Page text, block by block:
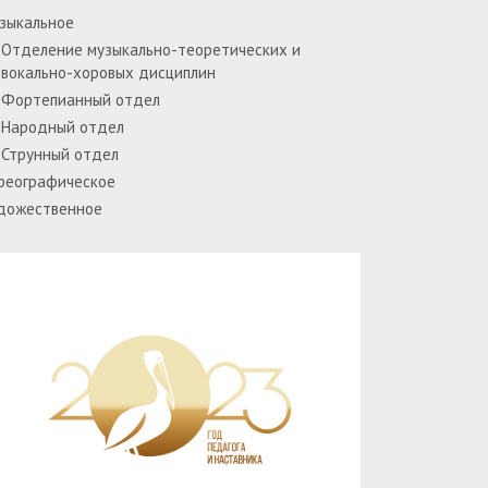
Отделение музыкально-теоретических и
вокально-хоровых дисциплин
Фортепианный отдел
Народный отдел
Струнный отдел